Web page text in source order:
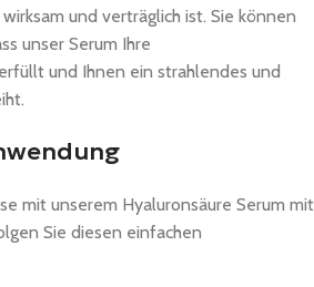
und verträglich ist. Sie können
unser Serum Ihre
und Ihnen ein strahlendes und
mit unserem Hyaluronsäure Serum mit
Sie diesen einfachen